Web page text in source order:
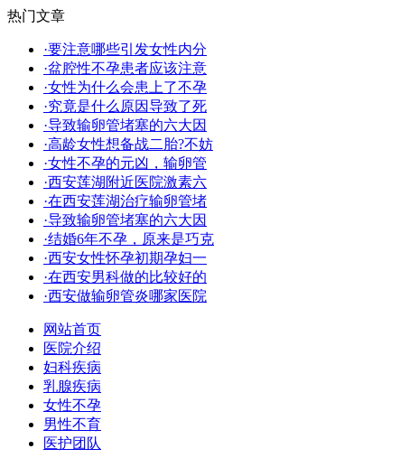
热门文章
·要注意哪些引发女性内分
·盆腔性不孕患者应该注意
·女性为什么会患上了不孕
·究竟是什么原因导致了死
·导致输卵管堵塞的六大因
·高龄女性想备战二胎?不妨
·女性不孕的元凶，输卵管
·西安莲湖附近医院激素六
·在西安莲湖治疗输卵管堵
·导致输卵管堵塞的六大因
·结婚6年不孕，原来是巧克
·西安女性怀孕初期孕妇一
·在西安男科做的比较好的
·西安做输卵管炎哪家医院
网站首页
医院介绍
妇科疾病
乳腺疾病
女性不孕
男性不育
医护团队